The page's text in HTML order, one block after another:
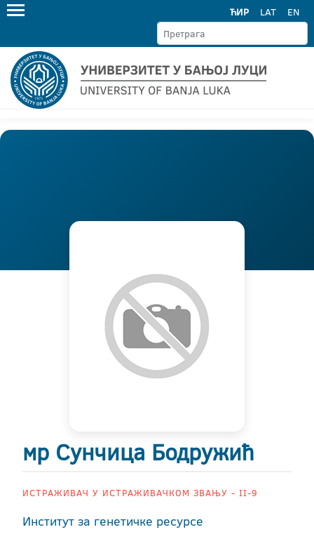
ЋИР LAT EN
мр Сунчица Бодружић
ИСТРАЖИВАЧ У ИСТРАЖИВАЧКОМ ЗВАЊУ - II-9
Институт за генетичке ресурсе